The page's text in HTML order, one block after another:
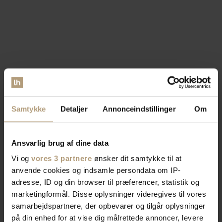
Samtykke Detaljer Annonceindstillinger Om
Ansvarlig brug af dine data
Vi og vores 3 partnere ønsker dit samtykke til at
anvende cookies og indsamle persondata om IP-
adresse, ID og din browser til præferencer, statistik og
marketingformål. Disse oplysninger videregives til vores
samarbejdspartnere, der opbevarer og tilgår oplysninger
på din enhed for at vise dig målrettede annoncer, levere